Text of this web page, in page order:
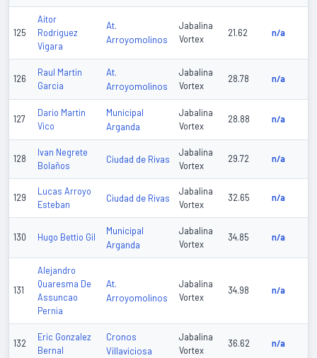
125
Aitor
Rodriguez
Vigara
At.
Arroyomolinos
Jabalina
Vortex
21.62 n/a
126
Raul Martin
Garcia
At.
Arroyomolinos
Jabalina
Vortex
28.78 n/a
127
Dario Martin
Vico
Municipal
Arganda
Jabalina
Vortex
28.88 n/a
128
Ivan Negrete
Bolaños
Ciudad de Rivas
Jabalina
Vortex
29.72 n/a
129
Lucas Arroyo
Esteban
Ciudad de Rivas
Jabalina
Vortex
32.65 n/a
130 Hugo Bettio Gil
Municipal
Arganda
Jabalina
Vortex
34.85 n/a
131
Alejandro
Quaresma De
Assuncao
Pernia
At.
Arroyomolinos
Jabalina
Vortex
34.98 n/a
132
Eric Gonzalez
Bernal
Cronos
Villaviciosa
Jabalina
Vortex
36.62 n/a